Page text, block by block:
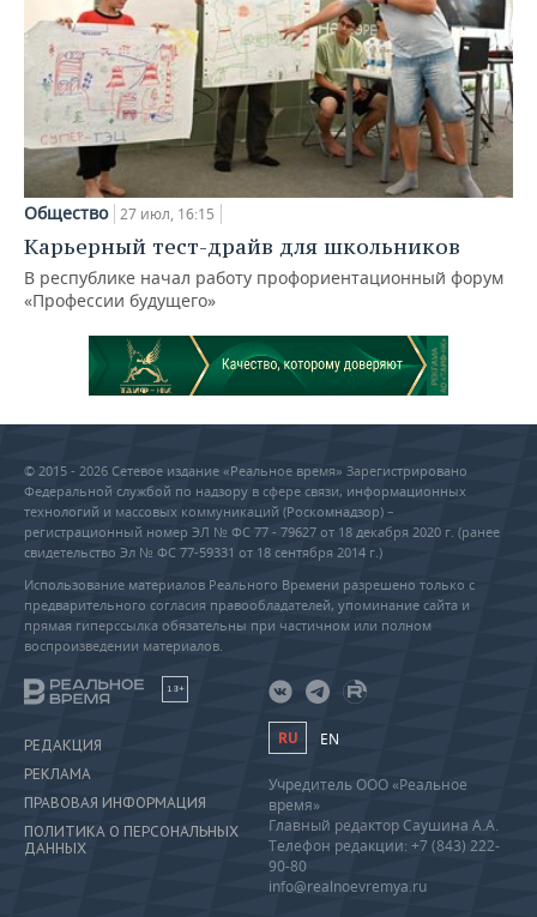
Общество 27 июл, 16:15
Карьерный тест-драйв для школьников
В республике начал работу профориентационный форум
«Профессии будущего»
© 2015 - 2026 Сетевое издание «Реальное время» Зарегистрировано
Федеральной службой по надзору в сфере связи, информационных
технологий и массовых коммуникаций (Роскомнадзор) –
регистрационный номер ЭЛ № ФС 77 - 79627 от 18 декабря 2020 г. (ранее
свидетельство Эл № ФС 77-59331 от 18 сентября 2014 г.)
Использование материалов Реального Времени разрешено только с
предварительного согласия правообладателей, упоминание сайта и
прямая гиперссылка обязательны при частичном или полном
воспроизведении материалов.
18+
РЕДАКЦИЯ
РЕКЛАМА
ПРАВОВАЯ ИНФОРМАЦИЯ
ПОЛИТИКА О ПЕРСОНАЛЬНЫХ
ДАННЫХ
RU EN
Учредитель ООО «Реальное
время»
Главный редактор Саушина А.А.
Телефон редакции: +7 (843) 222-
90-80
info@realnoevremya.ru